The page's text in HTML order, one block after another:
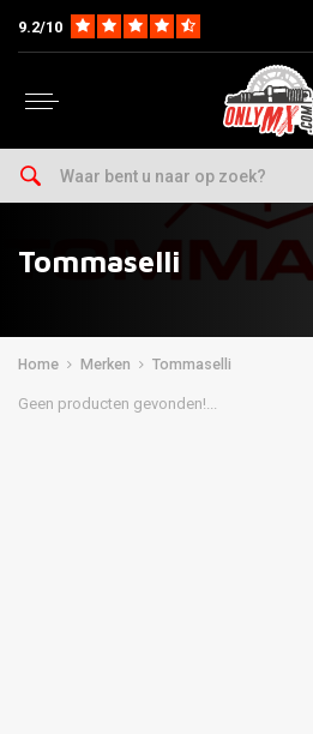
9.2/10
Tommaselli
Home Merken Tommaselli
Geen producten gevonden!...